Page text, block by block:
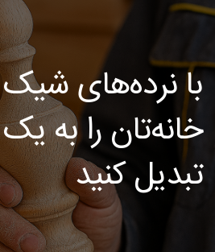
مرکز
فوق
با نرده‌های شیک
خانه‌تان را به
تبدیل کنید